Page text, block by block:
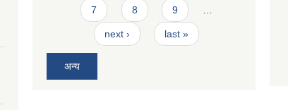
7 8 9
next › last »
अन्य